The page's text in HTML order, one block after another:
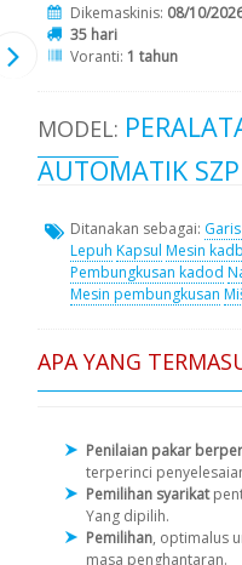
Dikemaskinis: 08/10/
35 hari
Voranti: 1 tahun
MODEL:
AUTOMATIK
Ditanakan sebagai:
Lepuh Kapsul Mesin
Pembungkusan kadod
Mesin pembungkusan
APA YANG
Penilaian pakar
terperinci
Pemilihan syarikat
Yang dipilih.
Pemilihan, optimalus
masa penghantaran.